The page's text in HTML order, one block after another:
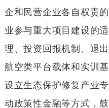
企和民营企业各自权责
业参与重大项目建设的
理、投资回报机制、退
航空类平台载体和实训
设立生态保护修复产业
动政策性金融等方式，